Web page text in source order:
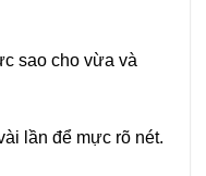
sao cho vừa và
lần để mực rõ nét.